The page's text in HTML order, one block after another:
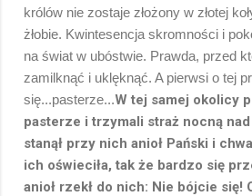
królów nie zostaje złożony w złotej
żłobie. Kwintesencja skromności i
na świat w ubóstwie. Prawda, przed
zamilknąć i uklęknąć. A pierwsi o tej
się...pasterze...W tej samej okolicy
pasterze i trzymali straż nocną
stanął przy nich anioł Pański i
ich oświeciła, tak że bardzo się
anioł rzekł do nich: Nie bójcie się!